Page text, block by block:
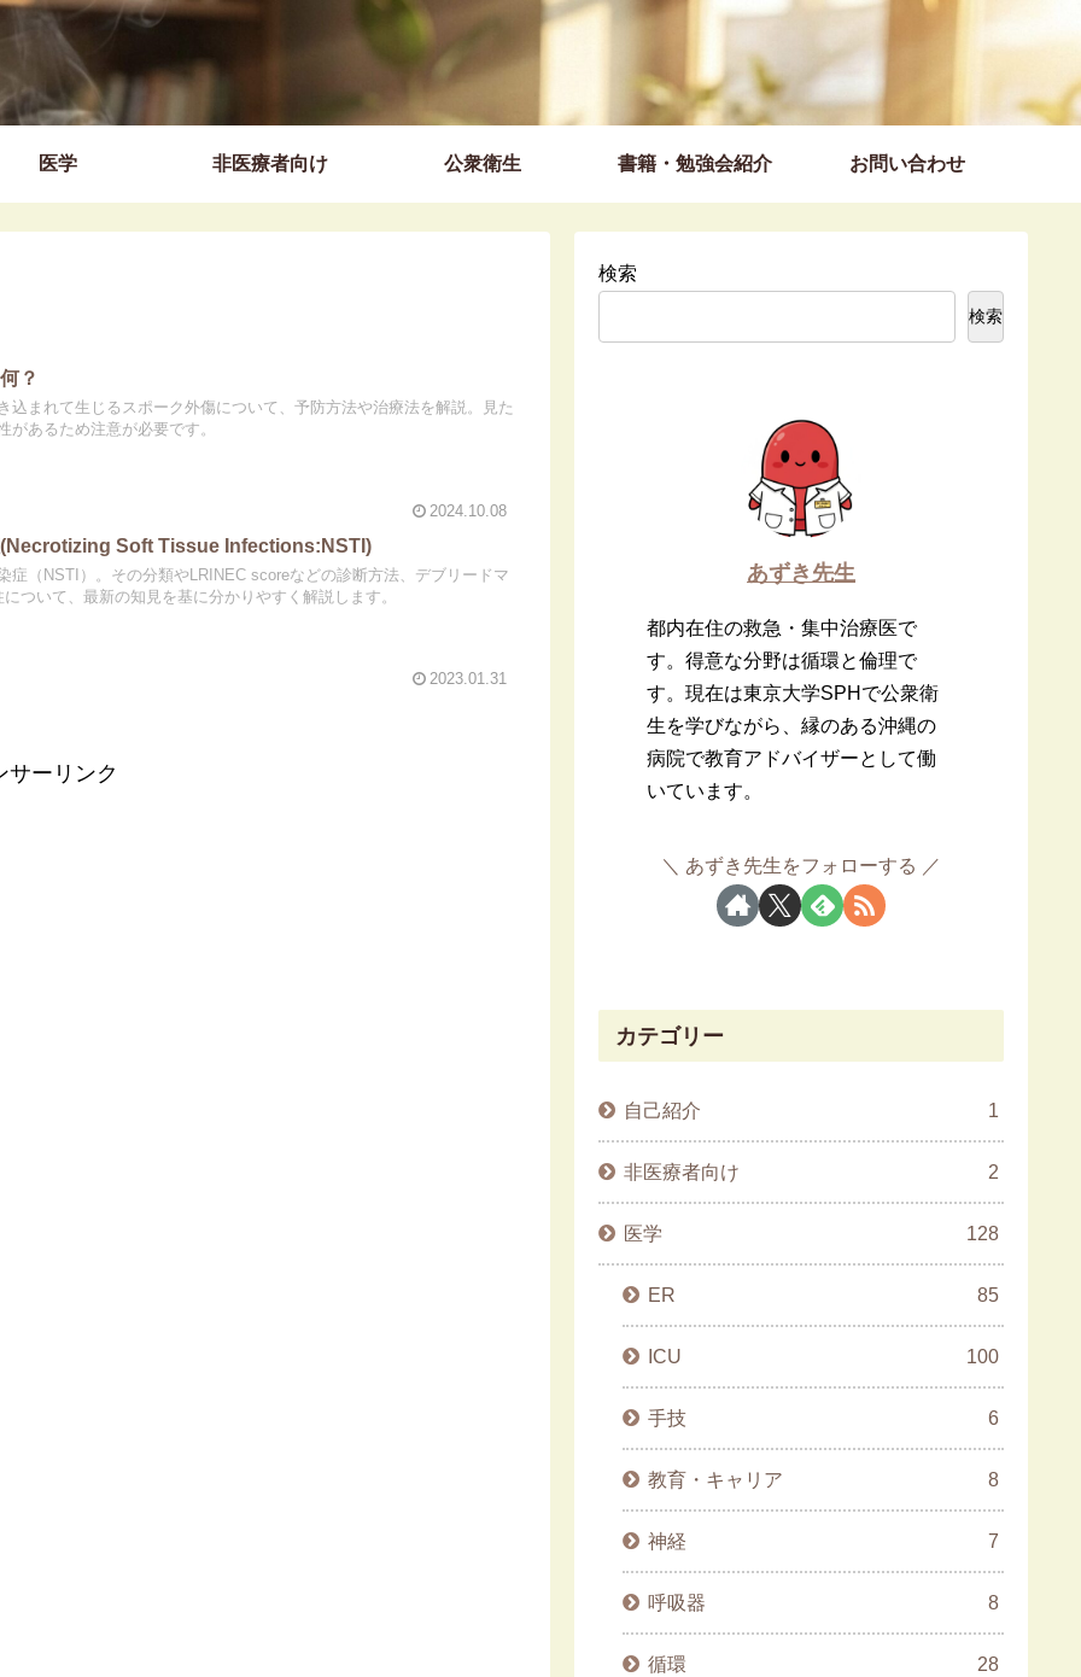
医学 非医療者向け 公衆衛生 書籍・勉強会紹介 お問い合わせ
？
込まれて生じるスポーク外傷について、予防方法や治療法を解説。見た
があるため注意が必要です。
2024.10.08
(Necrotizing Soft Tissue Infections:NSTI)
症（NSTI）。その分類やLRINEC scoreなどの診断方法、デブリードマ
ついて、最新の知見を基に分かりやすく解説します。
2023.01.31
サーリンク
検索
検索
あずき先生
都内在住の救急・集中治療医で
す。得意な分野は循環と倫理で
す。現在は東京大学SPHで公衆衛
生を学びながら、縁のある沖縄の
病院で教育アドバイザーとして働
いています。
あずき先生をフォローする
カテゴリー
自己紹介 1
非医療者向け 2
医学 128
ER 85
ICU 100
手技 6
教育・キャリア 8
神経 7
呼吸器 8
循環 28